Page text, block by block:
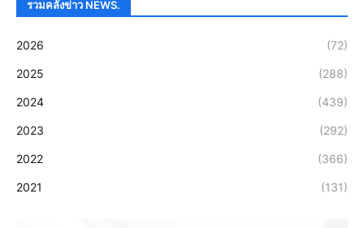
รวมคลังข่าว NEWS.
2026 (72)
2025 (288)
2024 (439)
2023 (292)
2022 (366)
2021 (131)